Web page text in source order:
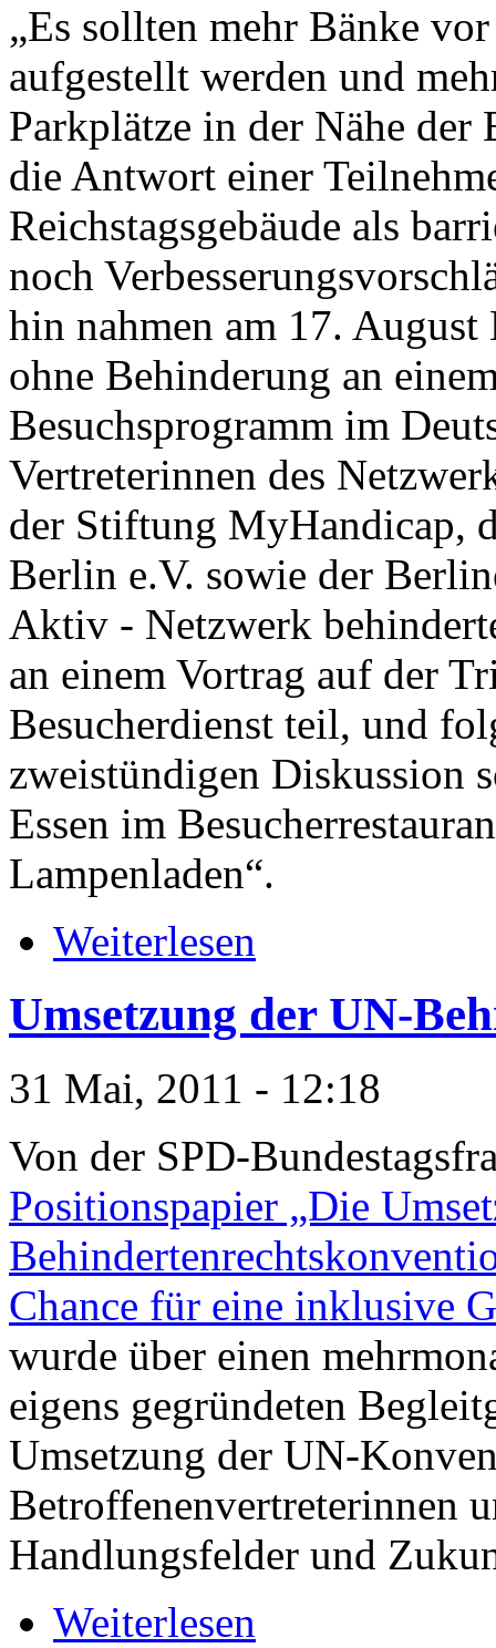
„Es sollten mehr Bänke
aufgestellt werden und
Parkplätze in der Nähe der
die Antwort einer
Reichstagsgebäude als
noch
hin nahmen am 17.
ohne Behinderung an
Besuchsprogramm im
Vertreterinnen des
der Stiftung MyHandicap,
Berlin e.V. sowie der
Aktiv - Netzwerk
an einem Vortrag auf der
Besucherdienst teil, und
zweistündigen Diskussion
Essen im
Lampenladen“.
Weiterlesen
Umsetzung der UN-
31 Mai, 2011 - 12:18
Von der SPD-
Positionspapier „Die
Chance für eine inklusive
wurde über einen
eigens gegründeten
Umsetzung der UN-
Betroffenenvertreterinnen
Handlungsfelder und
Weiterlesen